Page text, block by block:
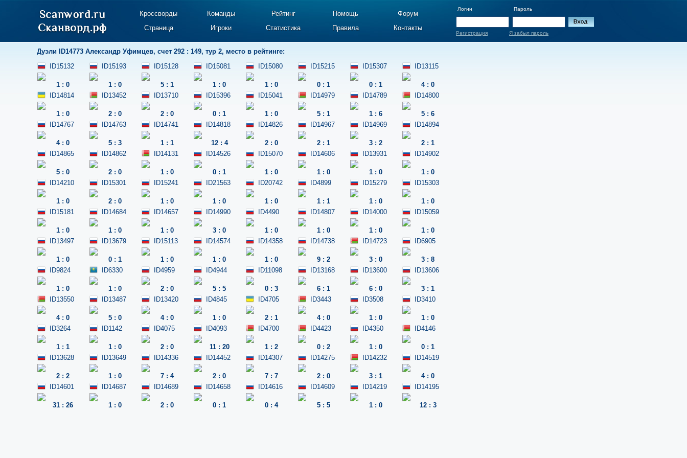
Кроссворды Команды Рейтинг Помощь
Форум
Страница
Игроки Статистика Правила Контакты
Логин Пароль
Регистрация Я забыл пароль
Дуэли ID14773 Александр Уфимцев, счет 292 : 149, тур 2, место в рейтинге:
ID15132
1 : 0
ID15193
1 : 0
ID15128
5 : 1
ID15081
1 : 0
ID15080
1 : 0
ID15215
0 : 1
ID15307
0 : 1
ID13115
4: 0
ID14814
1 : 0
ID13452
2 : 0
ID13710
2 : 0
ID15396
0 : 1
ID15041
1 : 0
ID14979
5 : 1
ID14789
1 : 6
ID14800
5 : 6
ID14767
4: 0
ID14763
5 : 3
ID14741
1 : 1
ID14818
12: 4
ID14826
2 : 0
ID14967
2 : 1
ID14969
3 : 2
ID14894
2 : 1
ID14865
5 : 0
ID14862
2 : 0
ID14131
1 : 0
ID14526
0 : 1
ID15070
1 : 0
ID14606
1 : 0
ID13931
1 : 0
ID14902
1 : 0
ID14210
1 : 0
ID15301
2 : 0
ID15241
1 : 0
ID21563
1 : 0
ID20742
1 : 0
ID4899
1 : 1
ID15279
1 : 0
ID15303
1 : 0
ID15181
1 : 0
ID14684
1 : 0
ID14657
1 : 0
ID14990
3 : 0
ID4490
1 : 0
ID14807
1 : 0
ID14000
1 : 0
ID15059
1 : 0
ID13497
1 : 0
ID13679
0 : 1
ID15113
1 : 0
ID14574
1 : 0
ID14358
1 : 0
ID14738
9 : 2
ID14723
3 : 0
ID6905
3 : 8
ID9824
1 : 0
ID6330
1 : 0
ID4959
2 : 0
ID4944
5 : 5
ID11098
0 : 3
ID13168
6 : 1
ID13600
6 : 0
ID13606
3 : 1
ID13550
4: 0
ID13487
5 : 0
ID13420
4: 0
ID4845
1 : 0
ID4705
2 : 1
ID3443
4: 0
ID3508
1 : 0
ID3410
1 : 0
ID3264
1 : 1
ID1142
1 : 0
ID4075
2 : 0
ID4093
11: 20
ID4700
1 : 2
ID4423
0 : 2
ID4350
1 : 0
ID4146
0 : 1
ID13628
2 : 2
ID13649
1 : 0
ID14336
7 : 4
ID14452
2 : 0
ID14307
7 : 7
ID14275
2 : 0
ID14232
3 : 1
ID14519
4: 0
ID14601
31 : 26
ID14687
1 : 0
ID14689
2 : 0
ID14658
0 : 1
ID14616
0 : 4
ID14609
5 : 5
ID14219
1 : 0
ID14195
12: 3